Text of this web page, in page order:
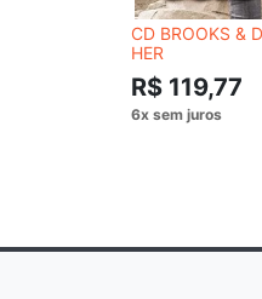
CD BROOKS &
HER
R$ 119,77